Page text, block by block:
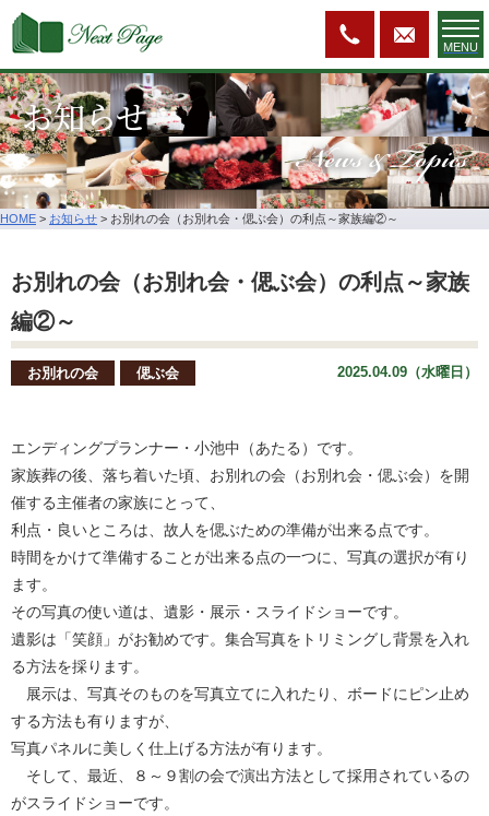
MENU
お知らせ News & Topics
HOME > お知らせ > お別れの会（お別れ会・偲ぶ会）の利点～家族編②～
お別れの会（お別れ会・偲ぶ会）の利点～家族
編②～
お別れの会 偲ぶ会 2025.04.09（水曜日）
エンディングプランナー・小池中（あたる）です。
家族葬の後、落ち着いた頃、お別れの会（お別れ会・偲ぶ会）を開
催する主催者の家族にとって、
利点・良いところは、故人を偲ぶための準備が出来る点です。
時間をかけて準備することが出来る点の一つに、写真の選択が有り
ます。
その写真の使い道は、遺影・展示・スライドショーです。
遺影は「笑顔」がお勧めです。集合写真をトリミングし背景を入れ
る方法を採ります。
展示は、写真そのものを写真立てに入れたり、ボードにピン止め
する方法も有りますが、
写真パネルに美しく仕上げる方法が有ります。
そして、最近、８～９割の会で演出方法として採用されているの
がスライドショーです。